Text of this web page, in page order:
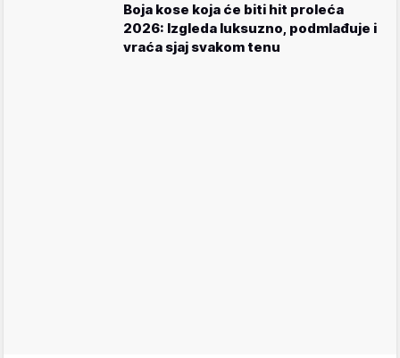
Boja kose koja će biti hit proleća
2026: Izgleda luksuzno, podmlađuje i
vraća sjaj svakom tenu